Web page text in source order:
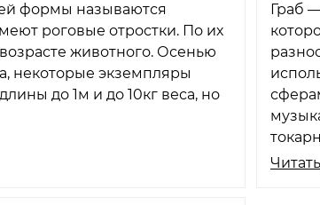
формы называются
роговые отростки. По их
животного. Осенью
некоторые экземпляры
до 1м и до 10кг веса, но
Граб